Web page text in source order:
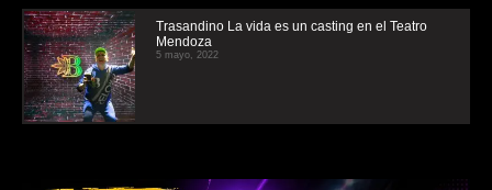
Trasandino La vida es un casting en el Teatro
Mendoza
5 mayo, 2022